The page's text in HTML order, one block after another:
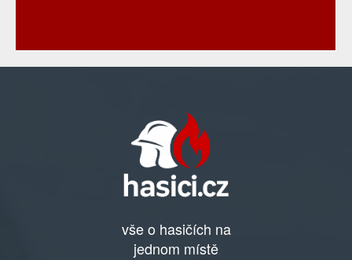
vše o hasičích na
jednom místě